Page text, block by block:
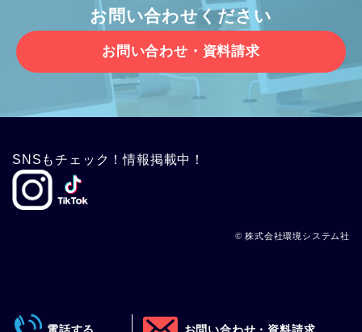
お問い合わせください
お問い合わせ・資料請求
SNSもチェック！情報掲載中！
© 株式会社環境システム社